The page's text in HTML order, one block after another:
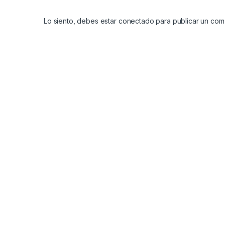
Lo siento, debes estar conectado para publicar un